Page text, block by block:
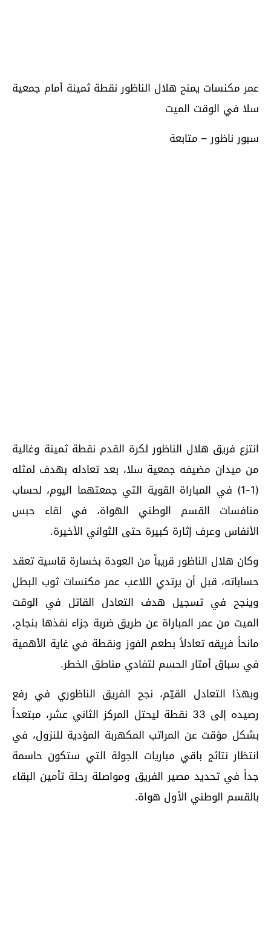
عمر مكنسات يمنح هلال الناظور نقطة ثمينة أمام جمعية
سلا في الوقت الميت
سبور ناظور – متابعة
انتزع فريق هلال الناظور لكرة القدم نقطة ثمينة وغالية
من ميدان مضيفه جمعية سلا، بعد تعادله بهدف لمثله
(1-1) في المباراة القوية التي جمعتهما اليوم، لحساب
منافسات القسم الوطني الهواة، في لقاء حبس
الأنفاس وعرف إثارة كبيرة حتى الثواني الأخيرة.
وكان هلال الناظور قريباً من العودة بخسارة قاسية تعقد
حساباته، قبل أن يرتدي اللاعب عمر مكنسات ثوب البطل
وينجح في تسجيل هدف التعادل القاتل في الوقت
الميت من عمر المباراة عن طريق ضربة جزاء نفذها بنجاح،
مانحاً فريقه تعادلاً بطعم الفوز ونقطة في غاية الأهمية
في سباق أمتار الحسم لتفادي مناطق الخطر.
وبهذا التعادل القيّم، نجح الفريق الناظوري في رفع
رصيده إلى 33 نقطة ليحتل المركز الثاني عشر، مبتعداً
بشكل مؤقت عن المراتب المكهربة المؤدية للنزول، في
انتظار نتائج باقي مباريات الجولة التي ستكون حاسمة
جداً في تحديد مصير الفريق ومواصلة رحلة تأمين البقاء
بالقسم الوطني الأول هواة.